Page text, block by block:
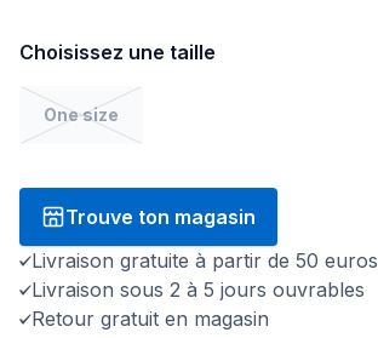
Choisissez une taille
One size
Trouve ton magasin
Livraison gratuite à partir de 50 euros
Livraison sous 2 à 5 jours ouvrables
Retour gratuit en magasin